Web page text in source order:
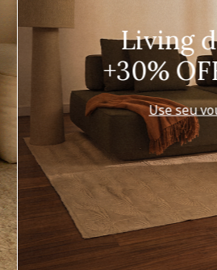
Living
+30%
Use seu